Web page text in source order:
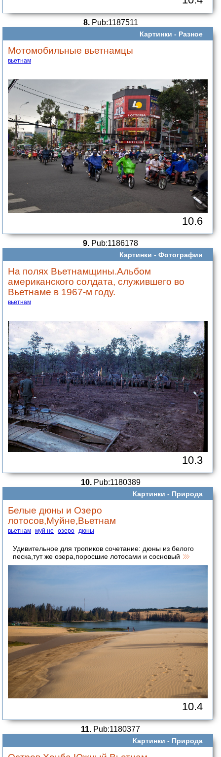
8.Pub:1187511
Картинки - Разное
Мотомобильные вьетнамцы
вьетнам
10.6
9. Pub:1186178
Картинки - Фотографии
На полях Вьетнамщины.Альбом
американского солдата, служившего во
Вьетнаме в 1967-м году.
вьетнам
10.3
10.Pub:1180389
Картинки - Природа
Белые дюны и Озеро
лотосов,Муйне,Вьетнам
вьетнам муй не озеро дюны
Удивительное для тропиков сочетание: дюны из белого
песка,тут же озера,поросшие лотосами и сосновый
10.4
11. Pub:1180377
Картинки - Природа